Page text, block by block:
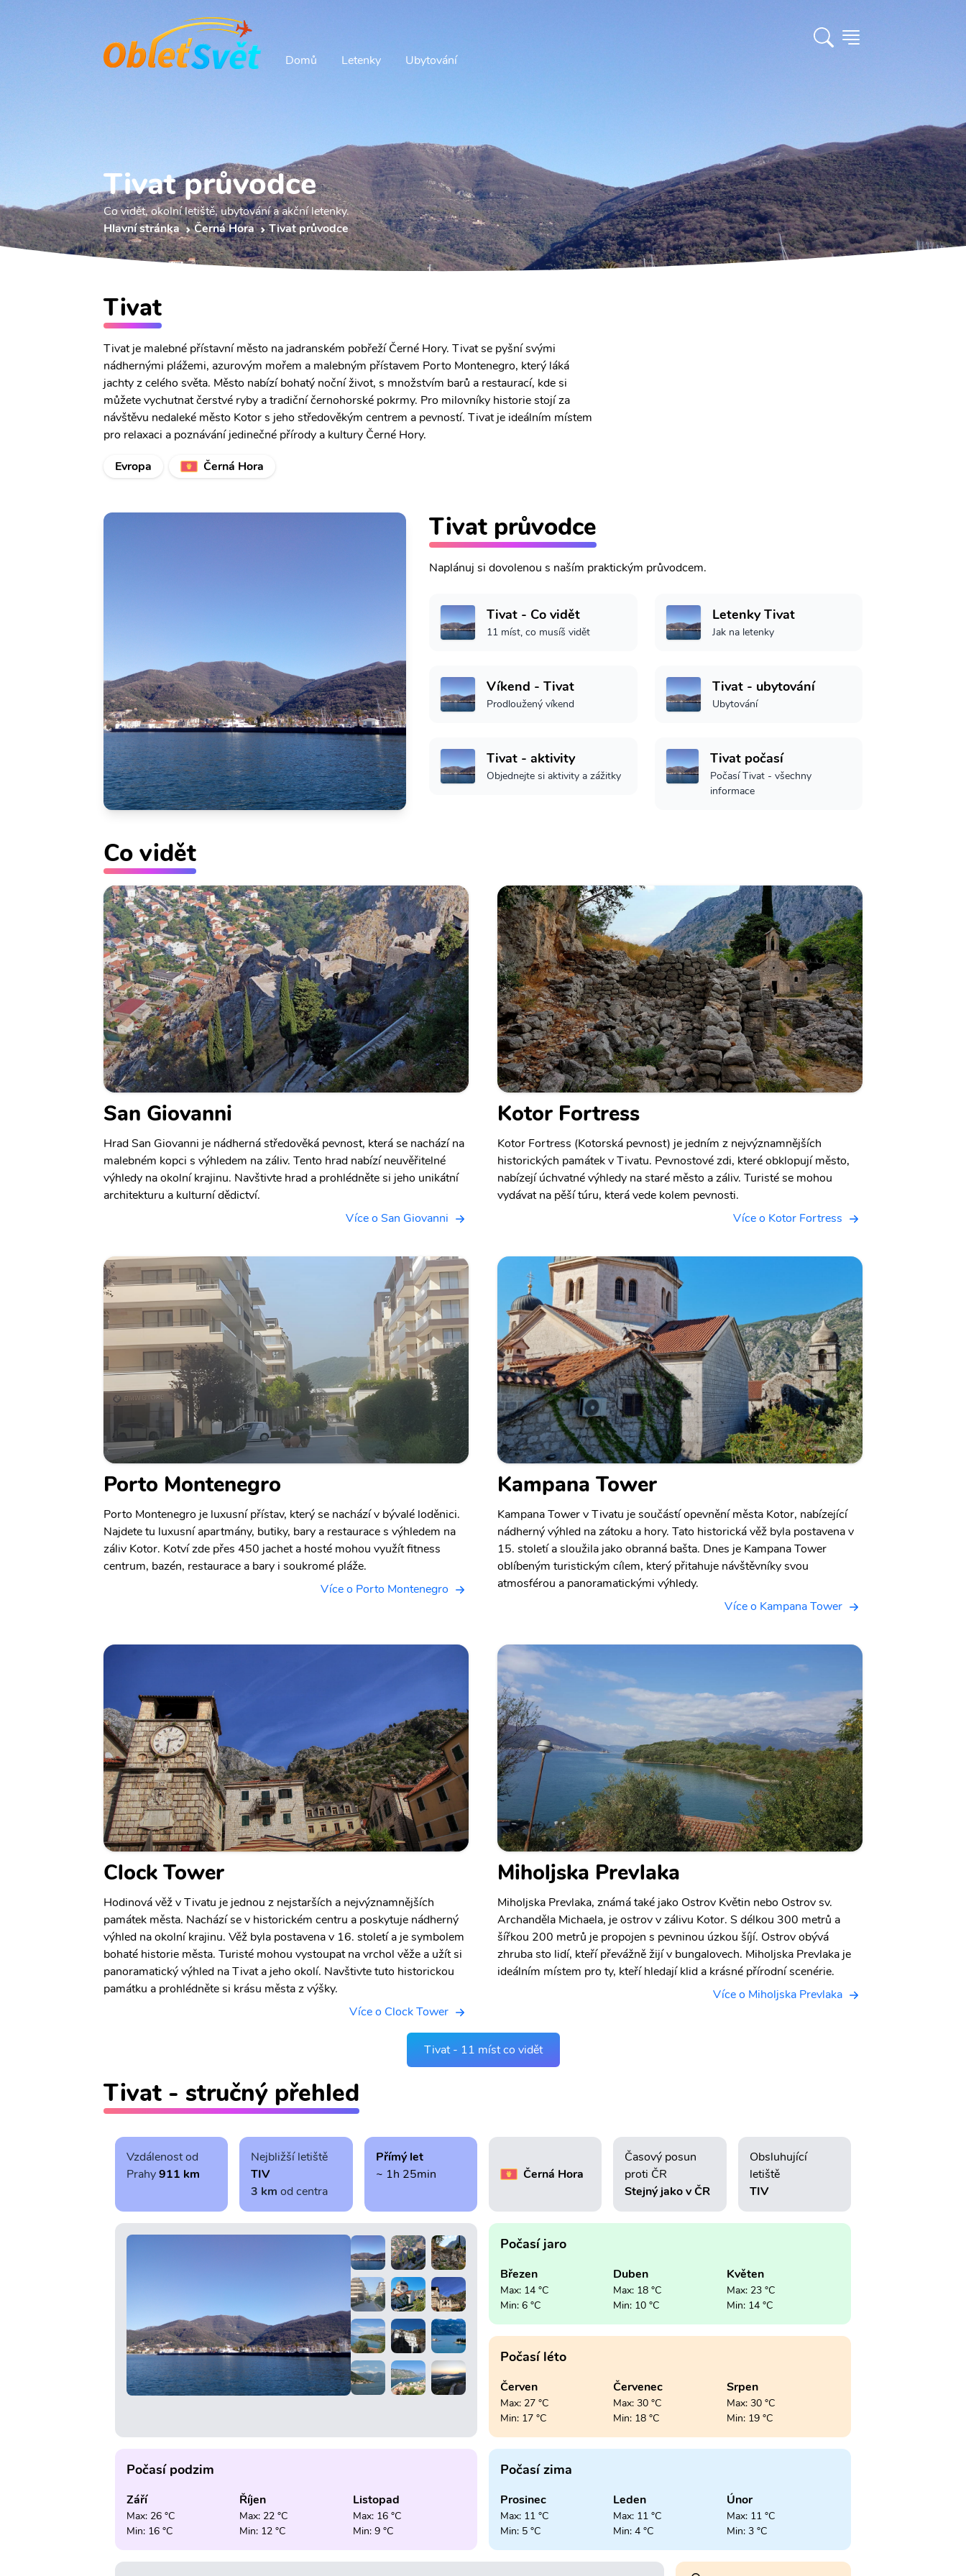
Domů Letenky Ubytování
Tivat průvodce
Co vidět, okolní letiště, ubytování a akční letenky.
Hlavní stránka
Černá Hora Tivat průvodce
Tivat
Tivat je malebné přístavní město na jadranském pobřeží Černé Hory. Tivat se pyšní svými
nádhernými plážemi, azurovým mořem a malebným přístavem Porto Montenegro, který láká
jachty z celého světa. Město nabízí bohatý noční život, s množstvím barů a restaurací, kde si
můžete vychutnat čerstvé ryby a tradiční černohorské pokrmy. Pro milovníky historie stojí za
návštěvu nedaleké město Kotor s jeho středověkým centrem a pevností. Tivat je ideálním místem
pro relaxaci a poznávání jedinečné přírody a kultury Černé Hory.
Evropa
Černá Hora
Tivat průvodce
Naplánuj si dovolenou s naším praktickým průvodcem.
Tivat - Co vidět
11 míst, co musíš vidět
Letenky Tivat
Jak na letenky
Víkend - Tivat
Prodloužený víkend
Tivat - ubytování
Ubytování
Tivat - aktivity
Objednejte si aktivity a zážitky
Tivat počasí
Počasí Tivat - všechny
informace
Co vidět
San Giovanni
Hrad San Giovanni je nádherná středověká pevnost, která se nachází na
malebném kopci s výhledem na záliv. Tento hrad nabízí neuvěřitelné
výhledy na okolní krajinu. Navštivte hrad a prohlédněte si jeho unikátní
architekturu a kulturní dědictví.
Více o San Giovanni
Kotor Fortress
Kotor Fortress (Kotorská pevnost) je jedním z nejvýznamnějších
historických památek v Tivatu. Pevnostové zdi, které obklopují město,
nabízejí úchvatné výhledy na staré město a záliv. Turisté se mohou
vydávat na pěší túru, která vede kolem pevnosti.
Více o Kotor Fortress
Porto Montenegro
Porto Montenegro je luxusní přístav, který se nachází v bývalé loděnici.
Najdete tu luxusní apartmány, butiky, bary a restaurace s výhledem na
záliv Kotor. Kotví zde přes 450 jachet a hosté mohou využít fitness
centrum, bazén, restaurace a bary i soukromé pláže.
Více o Porto Montenegro
Kampana Tower
Kampana Tower v Tivatu je součástí opevnění města Kotor, nabízející
nádherný výhled na zátoku a hory. Tato historická věž byla postavena v
15. století a sloužila jako obranná bašta. Dnes je Kampana Tower
oblíbeným turistickým cílem, který přitahuje návštěvníky svou
atmosférou a panoramatickými výhledy.
Více o Kampana Tower
Clock Tower
Hodinová věž v Tivatu je jednou z nejstarších a nejvýznamnějších
památek města. Nachází se v historickém centru a poskytuje nádherný
výhled na okolní krajinu. Věž byla postavena v 16. století a je symbolem
bohaté historie města. Turisté mohou vystoupat na vrchol věže a užít si
panoramatický výhled na Tivat a jeho okolí. Navštivte tuto historickou
památku a prohlédněte si krásu města z výšky.
Více o Clock Tower
Miholjska Prevlaka
Miholjska Prevlaka, známá také jako Ostrov Květin nebo Ostrov sv.
Archanděla Michaela, je ostrov v zálivu Kotor. S délkou 300 metrů a
šířkou 200 metrů je propojen s pevninou úzkou šíjí. Ostrov obývá
zhruba sto lidí, kteří převážně žijí v bungalovech. Miholjska Prevlaka je
ideálním místem pro ty, kteří hledají klid a krásné přírodní scenérie.
Více o Miholjska Prevlaka
Tivat - 11 míst co vidět
Tivat - stručný přehled
Vzdálenost od
Prahy911 km
Nejbližší letiště
TIV
3 km od centra
Přímý let
~ 1h 25min
Černá Hora
Časový posun
proti ČR
Stejný jako v ČR
Obsluhující
letiště
TIV
Počasí jaro
Březen
Max: 14 °C
Min: 6 °C
Duben
Max: 18 °C
Min: 10 °C
Květen
Max: 23 °C
Min: 14 °C
Počasí léto
Červen
Max: 27 °C
Min: 17 °C
Červenec
Max: 30 °C
Min: 18 °C
Srpen
Max: 30 °C
Min: 19 °C
Počasí podzim
Září
Max: 26 °C
Min: 16 °C
Říjen
Max: 22 °C
Min: 12 °C
Listopad
Max: 16 °C
Min: 9 °C
Počasí zima
Prosinec
Max: 11 °C
Min: 5 °C
Leden
Max: 11 °C
Min: 4 °C
Únor
Max: 11 °C
Min: 3 °C